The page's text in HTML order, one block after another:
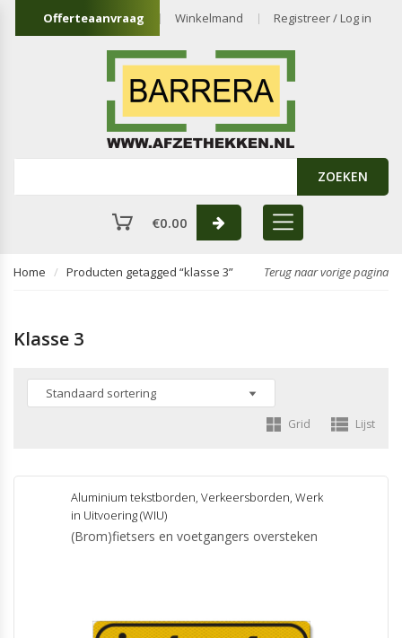
Offerteaanvraag Winkelmand Registreer / Log in
ZOEKEN
€0.00
Home Producten getagged “klasse 3” Terug naar vorige pagina
Klasse 3
Grid Lijst
Aluminium tekstborden, Verkeersborden, Werk
in Uitvoering (WIU)
(Brom)fietsers en voetgangers oversteken